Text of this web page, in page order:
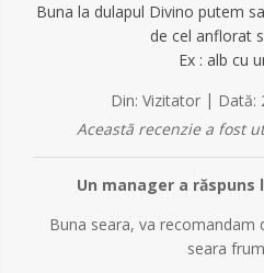
Buna la dulapul Divino putem
de cel anflorat
Ex : alb cu
Din: Vizitator | Dată:
Această recenzie a fost
Un manager a răspuns
Buna seara, va recomandam
seara